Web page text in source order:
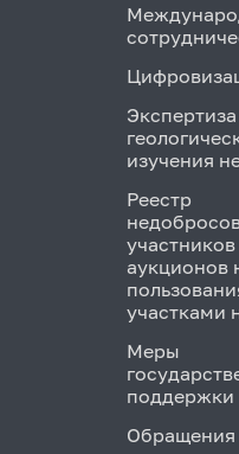
изучения
Реестр
участников
аукционов
участками
Меры
поддержки
Обращения